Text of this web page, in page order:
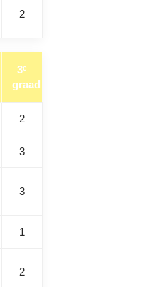
2
3ᵉ
graad
2
3
3
1
2